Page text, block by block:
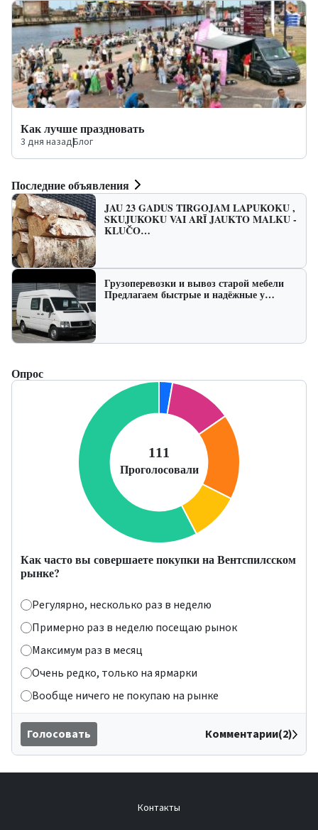
Как лучше праздновать
3 дня назад|Блог
Последние объявления
JAU 23 GADUS TIRGOJAM LAPUKOKU ,
SKUJUKOKU VAI ARĪ JAUKTO MALKU -
KLUČO…
Грузоперевозки и вывоз старой мебели
Предлагаем быстрые и надёжные у…
Опрос
Как часто вы совершаете покупки на Вентспилсском
рынке?
Регулярно, несколько раз в неделю
Примерно раз в неделю посещаю рынок
Максимум раз в месяц
Очень редко, только на ярмарки
Вообще ничего не покупаю на рынке
Голосовать Комментарии(2)
Контакты